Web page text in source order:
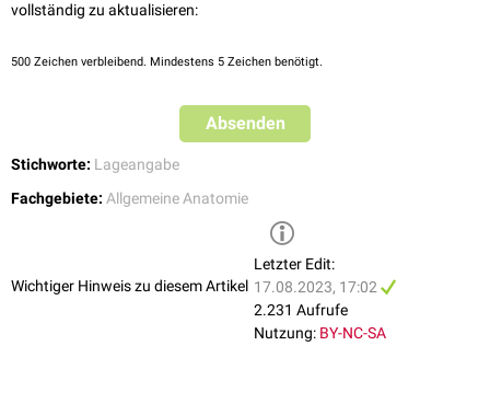
vollständig zu aktualisieren:
500 Zeichen verbleibend. Mindestens 5 Zeichen benötigt.
Absenden
Stichworte: Lageangabe
Fachgebiete: Allgemeine Anatomie
Wichtiger Hinweis zu diesem Artikel
Letzter Edit:
17.08.2023, 17:02
2.231 Aufrufe
Nutzung: BY-NC-SA